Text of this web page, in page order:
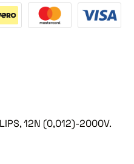
12N (0,012)-2000V.